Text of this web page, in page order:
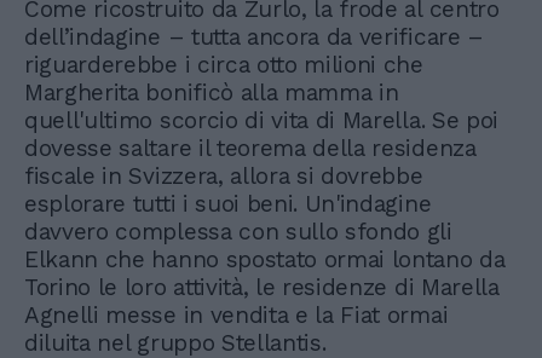
Come ricostruito da Zurlo, la frode al centro
dell’indagine – tutta ancora da verificare –
riguarderebbe i circa otto milioni che
Margherita bonificò alla mamma in
quell'ultimo scorcio di vita di Marella. Se poi
dovesse saltare il teorema della residenza
fiscale in Svizzera, allora si dovrebbe
esplorare tutti i suoi beni. Un'indagine
davvero complessa con sullo sfondo gli
Elkann che hanno spostato ormai lontano da
Torino le loro attività, le residenze di Marella
Agnelli messe in vendita e la Fiat ormai
diluita nel gruppo Stellantis.